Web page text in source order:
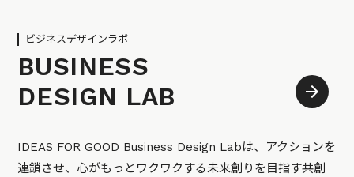
ビジネスデザインラボ
BUSINESS
DESIGN LAB
IDEAS FOR GOOD Business Design Labは、アクションを
連鎖させ、心がもっとワクワクする未来創りを目指す共創